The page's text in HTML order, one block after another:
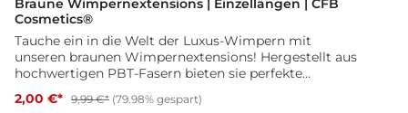
Braune Wimpernextensions | Einzellängen | CFB
Cosmetics®
Tauche ein in die Welt der Luxus-Wimpern mit
unseren braunen Wimpernextensions! Hergestellt aus
hochwertigen PBT-Fasern bieten sie perfekte
Formstabilität, maximale Flexibilität und ein
natürlich elegantes Finish – ideal für deinen
2,00 €* 9,99 €* (79.98% gespart)